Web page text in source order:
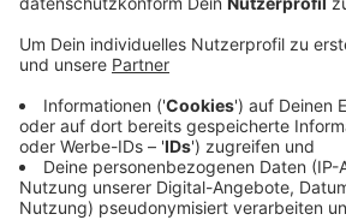
Rund 100 Lkw und ihre Fahrer sind
Familien mit auf Tour.
Ziel ist es, den Kindern und auch
Geschwistern einen unbeschwerten